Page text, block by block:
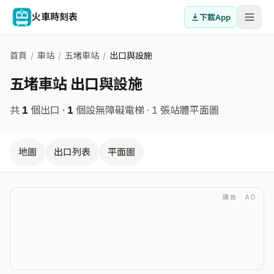
火車時刻表 下載App
首頁 / 車站 / 五堵車站 / 出口與設施
五堵車站 出口與設施
共 1 個出口 · 1 個設無障礙電梯 · 1 張站體平面圖
地圖 出口列表 平面圖
廣告 · AD